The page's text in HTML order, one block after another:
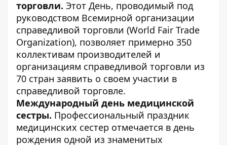
торговли. Этот День, проводимый под
руководством Всемирной организации
справедливой торговли (World Fair Trade
Organization), позволяет примерно 350
коллективам производителей и
организациям справедливой торговли из
70 стран заявить о своем участии в
справедливой торговле.
Международный день медицинской
сестры. Профессиональный праздник
медицинских сестер отмечается в день
рождения одной из знаменитых